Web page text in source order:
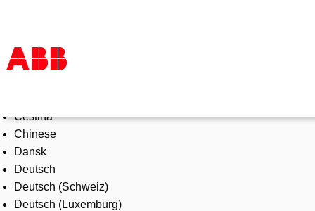
Products & Solutions
Industries
Services
About us
Where to buy
Contact us
Čeština
Chinese
Dansk
Deutsch
Deutsch (Schweiz)
Deutsch (Luxemburg)